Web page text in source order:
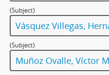
(Subject)
Vásquez Villegas,
(Subject)
Muñoz Ovalle, Víctor